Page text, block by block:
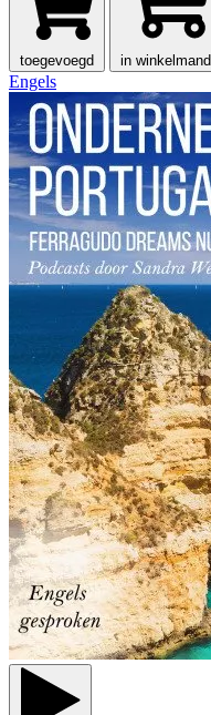
toegevoegd in winkelmand
Engels